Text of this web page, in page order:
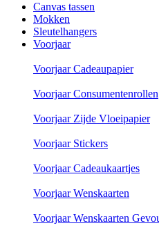
Canvas tassen
Mokken
Sleutelhangers
Voorjaar
Voorjaar Cadeaupapier
Voorjaar Consumentenrollen
Voorjaar Zijde Vloeipapier
Voorjaar Stickers
Voorjaar Cadeaukaartjes
Voorjaar Wenskaarten
Voorjaar Wenskaarten